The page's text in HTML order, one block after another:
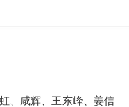
、咸辉、王东峰、姜信